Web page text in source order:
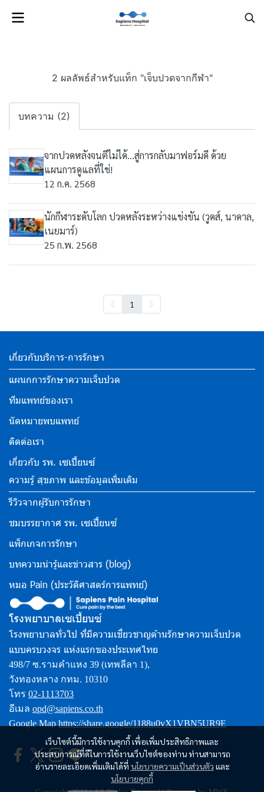
2 ผลลัพธ์สำหรับแท็ก "เจ็บปวดจากกีฬา"
บทความ (2)
จากปวดหลังจนตีไม่ได้...สู่การกลับมาฟอร์มดี ด้วย
แผนการดูแลที่ใช่!
12 ก.ค. 2568
นักกีฬาระดับโลก ปวดหลังระหว่างแข่งขัน (วูดส์, นาดาล,
เนยมาร์)
25 ก.พ. 2568
1
เว็บไซต์นี้มีการใช้งานคุกกี้ เพื่อเพิ่มประสิทธิภาพและ
ประสบการณ์ที่ดีในการใช้งานเว็บไซต์ของท่าน ท่านสามารถ
อ่านรายละเอียดเพิ่มเติมได้ที่ นโยบายความเป็นส่วนตัว และ
นโยบายคุกกี้
เกี่ยวกับบริการ-การรักษา
แผนกการรักษาความเจ็บปวด
ทีมแพทย์ของเรา
นัดหมายพบแพทย์
ติดต่อเรา
เกี่ยวกับ รพ. เซเปี้ยนซ์
ความรู้ สุขภาพ และข้อมูลเพิ่มเติม
รีวิวจากผู้รับการรักษา
ชมบรรยากาศ รพ. เซเปี้ยนซ์
แพ็กเกจการรักษา
บทความน่ารู้และข่าวสาร (blog)
หมอ Pain (ประวัติศาสตร์การแพทย์)
โรงพยาบาลเซเปี้ยนซ์
โรงพยาบาลทั่วไป ที่มีความเชี่ยวชาญด้านรักษาความเจ็บปวด
แบบครบวงจร แห่งแรกของประเทศไทย
498/7 ซ.รามคำแหง 39 (เทพลีลา 1),
วังทองหลาง กทม. 10310
โทร 02-1113703
อีเมล opd@sapiens.co.th
Google Map https://share.google/1188u0vX1VBN5UR9E